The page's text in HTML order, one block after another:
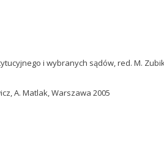
i wybranych sądów, red. M.
A. Matlak, Warszawa 2005